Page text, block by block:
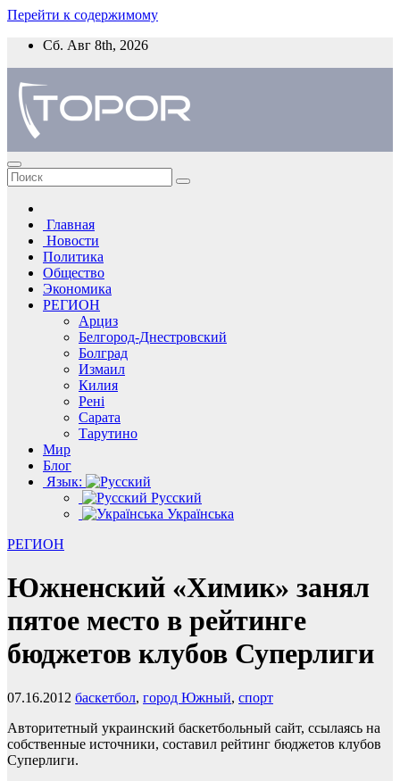
Перейти к содержимому
Сб. Авг 8th, 2026
Главная
Новости
Политика
Общество
Экономика
РЕГИОН
Арциз
Белгород-Днестровский
Болград
Измаил
Килия
Рені
Сарата
Тарутино
Мир
Блог
Язык:
Русский
Українська
РЕГИОН
Южненский «Химик» занял
пятое место в рейтинге
бюджетов клубов Суперлиги
07.16.2012 баскетбол, город Южный, спорт
Авторитетный украинский баскетбольный сайт, ссылаясь на
собственные источники, составил рейтинг бюджетов клубов
Суперлиги.